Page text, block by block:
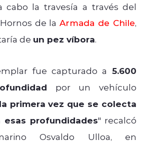
cabo la travesía a través del
de laArmada de Chile,
de un pez víbora.
fue capturado a 5.600
por un vehículo
primera vez que se colecta
profundidades" recalcó
Osvaldo Ulloa, en